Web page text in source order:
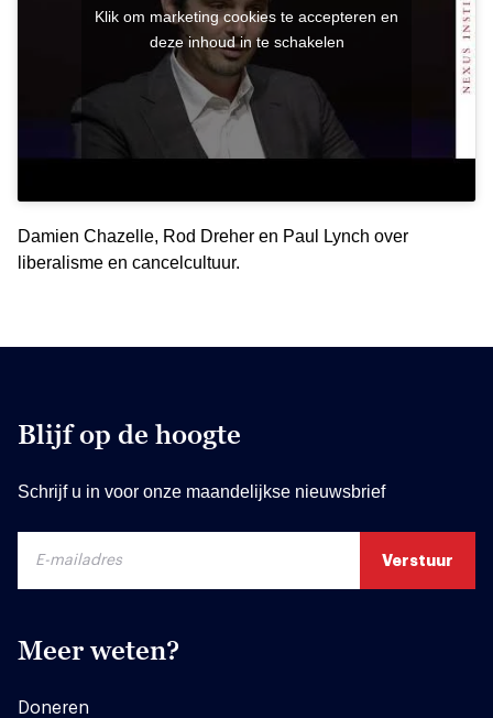
Klik om marketing cookies te accepteren en
deze inhoud in te schakelen
Damien Chazelle, Rod Dreher en Paul Lynch over
liberalisme en cancelcultuur.
Blijf op de hoogte
Schrijf u in voor onze maandelijkse nieuwsbrief
Meer weten?
Doneren